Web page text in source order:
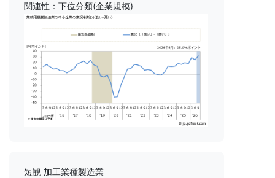
関連性：下位分類(企業規模)
短観 加工業種製造業